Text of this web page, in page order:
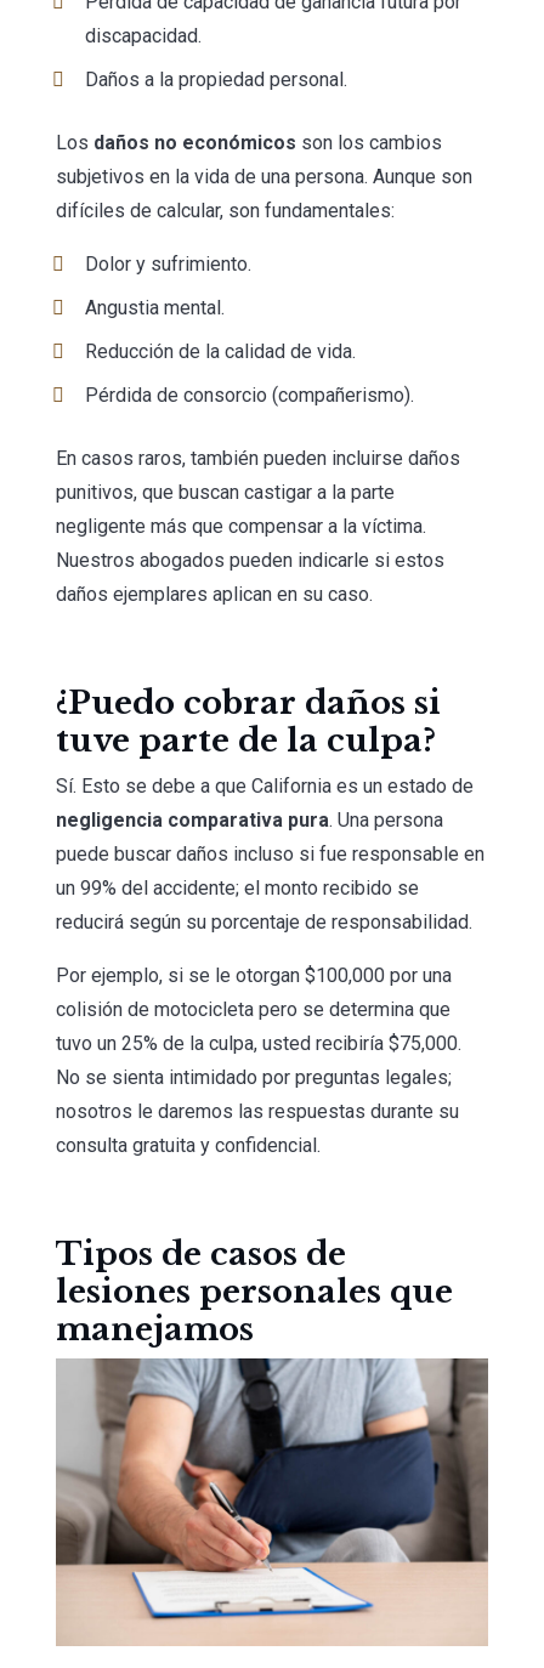
discapacidad.
Daños a la propiedad personal.
Los daños no económicos son los cambios
subjetivos en la vida de una persona. Aunque son
difíciles de calcular, son fundamentales:
Dolor y sufrimiento.
Angustia mental.
Reducción de la calidad de vida.
Pérdida de consorcio (compañerismo).
En casos raros, también pueden incluirse daños
punitivos, que buscan castigar a la parte
negligente más que compensar a la víctima.
Nuestros abogados pueden indicarle si estos
daños ejemplares aplican en su caso.
¿Puedo cobrar daños si
tuve parte de la culpa?
Sí. Esto se debe a que California es un estado de
negligencia comparativa pura. Una persona
puede buscar daños incluso si fue responsable en
un 99% del accidente; el monto recibido se
reducirá según su porcentaje de responsabilidad.
Por ejemplo, si se le otorgan $100,000 por una
colisión de motocicleta pero se determina que
tuvo un 25% de la culpa, usted recibiría $75,000.
No se sienta intimidado por preguntas legales;
nosotros le daremos las respuestas durante su
consulta gratuita y confidencial.
Tipos de casos de
lesiones personales que
manejamos